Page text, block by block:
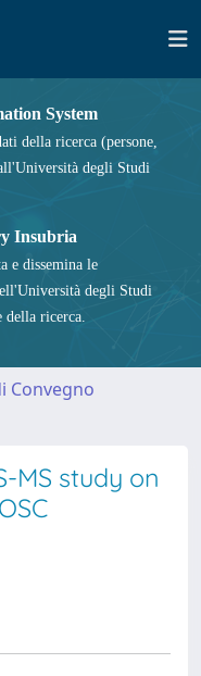
System
della ricerca (persone,
degli Studi
Insubria
e dissemina le
degli Studi
della ricerca.
Convegno
MS study on